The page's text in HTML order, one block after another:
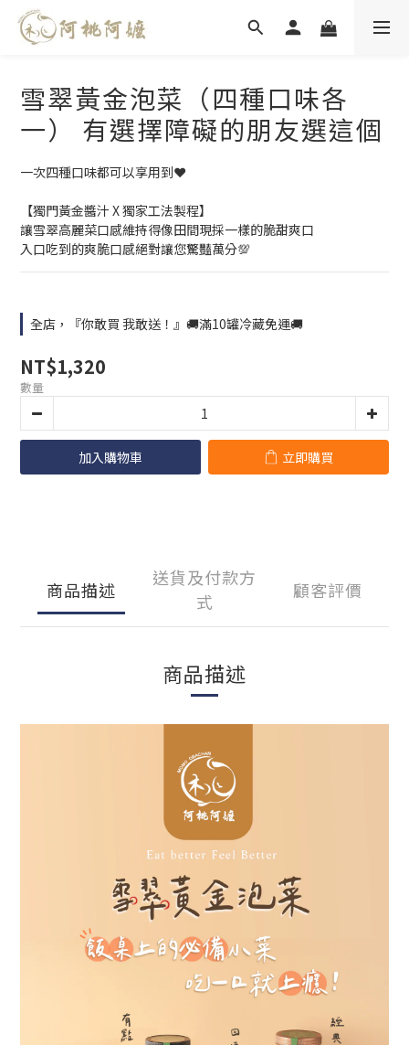
雪翠黃金泡菜（四種口味各
一） 有選擇障礙的朋友選這個
一次四種口味都可以享用到❤️
【獨門黃金醬汁 X 獨家工法製程】
讓雪翠高麗菜口感維持得像田間現採一樣的脆甜爽口
入口吃到的爽脆口感絕對讓您驚豔萬分💯
全店，『你敢買 我敢送！』🚚滿10罐冷藏免運🚚
NT$1,320
數量
加入購物車 立即購買
商品描述
送貨及付款方
式
顧客評價
商品描述